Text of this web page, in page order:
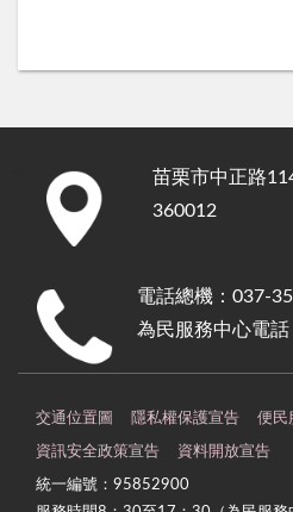
苗栗市中正路
360012
電話總機：037-
為民服務中心電
交通位置圖 隱私權保護宣告 便民
資訊安全政策宣告 資料開放宣告
統一編號：95852900